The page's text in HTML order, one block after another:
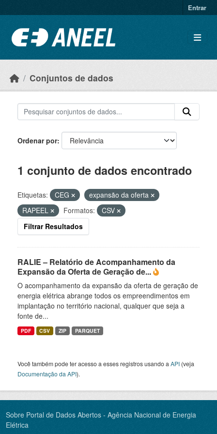
Entrar
Conjuntos de dados
Ordenar por
1 conjunto de dados encontrado
Etiquetas: CEG
expansão da oferta
RAPEEL
Formatos:
CSV
Filtrar Resultados
RALIE – Relatório de Acompanhamento da
Expansão da Oferta de Geração de...
O acompanhamento da expansão da oferta de geração de
energia elétrica abrange todos os empreendimentos em
implantação no território nacional, qualquer que seja a
fonte de...
PDF CSV ZIP PARQUET
Você também pode ter acesso a esses registros usando a API (veja
Documentação da API).
Sobre Portal de Dados Abertos - Agência Nacional de Energia
Elétrica